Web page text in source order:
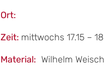
Ort:
Zeit: mittwochs 17.15 –
Material: Wilhelm